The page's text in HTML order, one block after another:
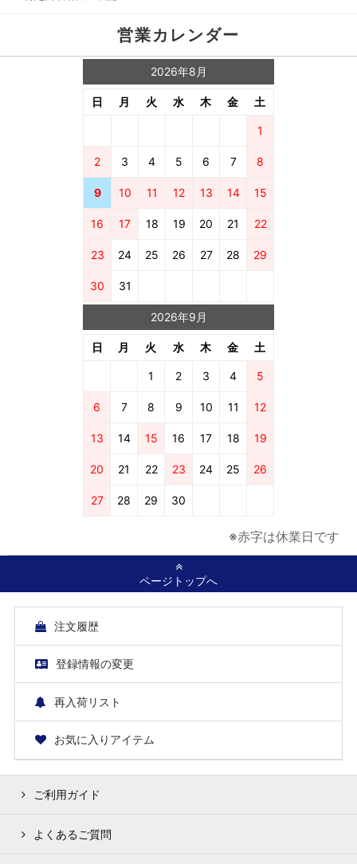
営業カレンダー
2026年8月
日 月 火 水 木 金 土
1
2 3 4 5 6 7 8
9 10 11 12 13 14 15
16 17 18 19 20 21 22
23 24 25 26 27 28 29
30 31
2026年9月
日 月 火 水 木 金 土
1 2 3 4 5
6 7 8 9 10 11 12
13 14 15 16 17 18 19
20 21 22 23 24 25 26
27 28 29 30
※赤字は休業日です
ページトップへ
注文履歴
登録情報の変更
再入荷リスト
お気に入りアイテム
ご利用ガイド
よくあるご質問